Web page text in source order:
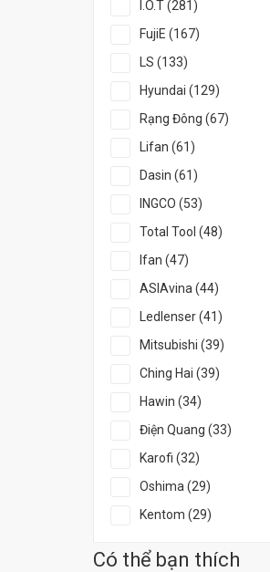
I.O.T (281)
FujiE (167)
LS (133)
Hyundai (129)
Rạng Đông (67)
Lifan (61)
Dasin (61)
INGCO (53)
Total Tool (48)
Ifan (47)
ASIAvina (44)
Ledlenser (41)
Mitsubishi (39)
Ching Hai (39)
Hawin (34)
Điện Quang (33)
Karofi (32)
Oshima (29)
Kentom (29)
Có thể bạn thích